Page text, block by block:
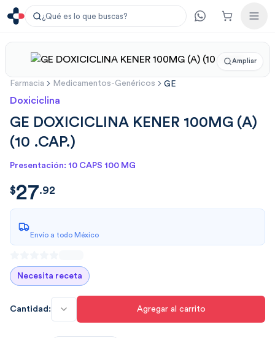
¿Qué es lo que buscas?
Ampliar
Farmacia Medicamentos-Genéricos GE
Doxiciclina
GE DOXICICLINA KENER 100MG (A)
(10 .CAP.)
Presentación: 10 CAPS 100 MG
$27.9223
$27.92
Envío a todo México
Necesita receta
Cantidad: Agregar al carrito